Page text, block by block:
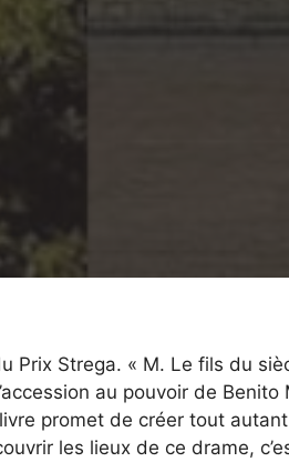
Prix Strega. « M. Le fils du
au pouvoir de Benito
promet de créer tout
les lieux de ce drame,